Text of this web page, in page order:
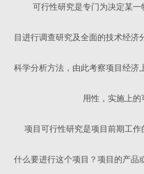
可行性研究是专门为决定某一
目进行调查研究及全面的技术经济
科学分析方法，由此考察项目经济
用性，实施上
项目可行性研究是项目前期工作
什么要进行这个项目？项目的产品